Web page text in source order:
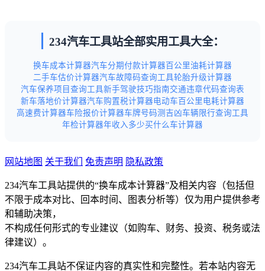
234汽车工具站全部实用工具大全：
换车成本计算器汽车分期付款计算器百公里油耗计算器
二手车估价计算器汽车故障码查询工具轮胎升级计算器
汽车保养项目查询工具新手驾驶技巧指南交通违章代码查询表
新车落地价计算器汽车购置税计算器电动车百公里电耗计算器
高速费计算器车险报价计算器车牌号码测吉凶车辆限行查询工具
年检计算器年收入多少买什么车计算器
网站地图 关于我们 免责声明 隐私政策
234汽车工具站提供的“换车成本计算器”及相关内容（包括但
不限于成本对比、回本时间、图表分析等）仅为用户提供参考
和辅助决策，
不构成任何形式的专业建议（如购车、财务、投资、税务或法
律建议）。
234汽车工具站不保证内容的真实性和完整性。若本站内容无